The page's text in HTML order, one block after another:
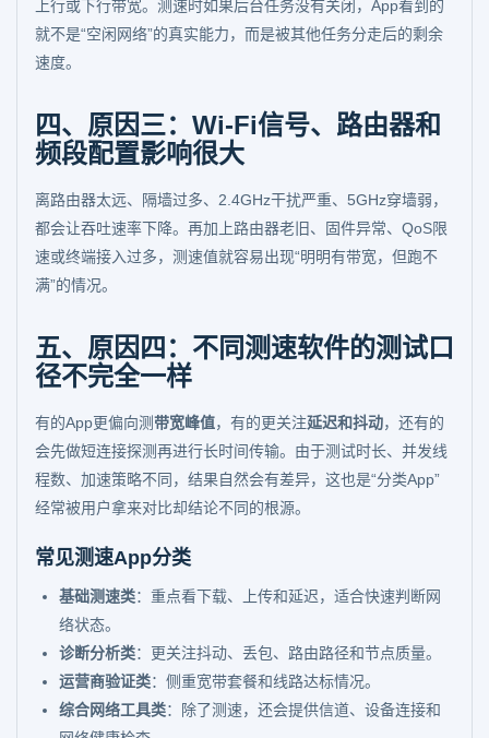
上行或下行带宽。测速时如果后台任务没有关闭，App看到的
就不是“空闲网络”的真实能力，而是被其他任务分走后的剩余
速度。
四、原因三：Wi-Fi信号、路由器和
频段配置影响很大
离路由器太远、隔墙过多、2.4GHz干扰严重、5GHz穿墙弱，
都会让吞吐速率下降。再加上路由器老旧、固件异常、QoS限
速或终端接入过多，测速值就容易出现“明明有带宽，但跑不
满”的情况。
五、原因四：不同测速软件的测试口
径不完全一样
有的App更偏向测带宽峰值，有的更关注延迟和抖动，还有的
会先做短连接探测再进行长时间传输。由于测试时长、并发线
程数、加速策略不同，结果自然会有差异，这也是“分类App”
经常被用户拿来对比却结论不同的根源。
常见测速App分类
基础测速类：重点看下载、上传和延迟，适合快速判断网
络状态。
诊断分析类：更关注抖动、丢包、路由路径和节点质量。
运营商验证类：侧重宽带套餐和线路达标情况。
综合网络工具类：除了测速，还会提供信道、设备连接和